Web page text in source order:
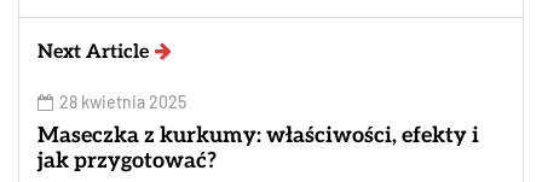
Next Article
28 kwietnia 2025
Maseczka z kurkumy: właściwości, efekty i
jak przygotować?